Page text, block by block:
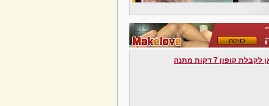
קופון 7 דקות מתנה